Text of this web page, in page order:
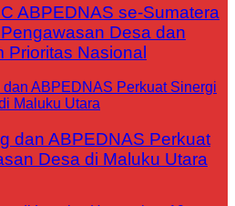
ABPEDNAS se-Sumatera
Desa dan
Prioritas Nasional
dan ABPEDNAS Perkuat
Desa di Maluku Utara